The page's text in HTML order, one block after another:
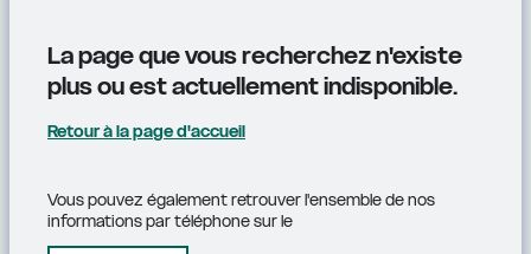
La page que vous recherchez n'existe
plus ou est actuellement indisponible.
Retour à la page d'accueil
Vous pouvez également retrouver l'ensemble de nos
informations par téléphone sur le